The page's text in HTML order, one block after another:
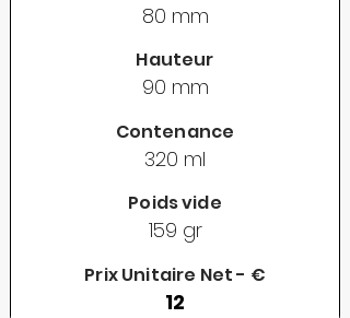
80 mm
Hauteur
90 mm
Contenance
320 ml
Poids vide
159 gr
Prix Unitaire Net - €
12